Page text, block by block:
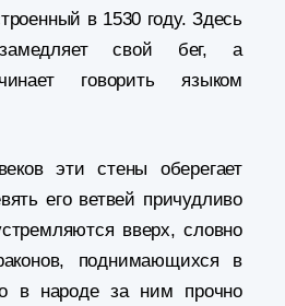
в 1530 году. Здесь
свой бег, а
говорить языком
эти стены оберегает
его ветвей причудливо
вверх, словно
поднимающихся в
в народе за ним прочно